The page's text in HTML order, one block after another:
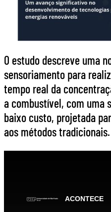
O estudo descreve uma
sensoriamento para
tempo real da
a combustível, com uma
baixo custo, projetada
aos métodos tradicionais.
ACONTECE